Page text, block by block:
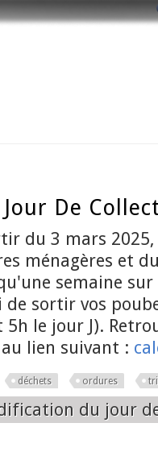
De
du 3 mars 2025,
ménagères et
semaine sur
de sortir vos
5h le jour J).
lien suivant :
déchets ordures
du jour